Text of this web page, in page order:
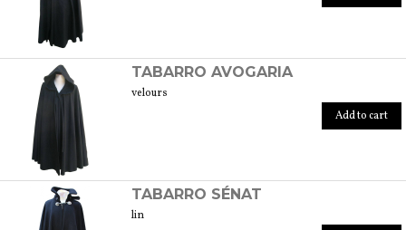
TABARRO AVOGARIA
velours
Add to cart
TABARRO SÉNAT
lin